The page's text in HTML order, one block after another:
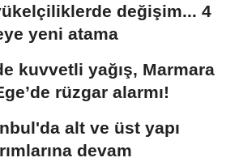
değişim... 4
yeni atama
kuvvetli yağış, Marmara
rüzgar alarmı!
alt ve üst yapı
devam